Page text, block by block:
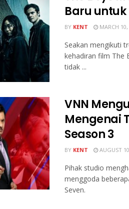
Baru
BY KENT MARCH 10,
Seakan mengikuti
kehadiran film The
tidak ...
VNN
Mengenai
Season 3
BY KENT AUGUST
Pihak studio
menggoda
Seven.